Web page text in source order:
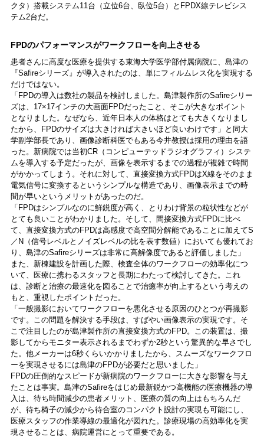
クタ）搭載システム11台（立位6台、臥位5台）とFPDX線テレビシス
テム2台だ。
FPDのパフォーマンスがワークフローを向上させる
患者さんに高度な医療を提供する東海大学医学部付属病院に、島津の
『Safireシリーズ』が導入されたのは、単にフィルムレス化を実現する
だけではない。
「FPDの導入は数社の製品を検討しました。島津製作所のSafireシリー
ズは、17×17インチの大画面FPDだったこと、そこが大きなポイント
となりました。なぜなら、近年日本人の体格はとても大きくなりまし
たから、FPDのサイズは大きければ大きいほど良いわけです」と同大
学副学部長であり、画像診断科医でもある今井教授は採用の理由を語
った。新病院では当初CR（コンピューテッドラジオグラフィ）システ
ムを導入する予定だったが、画像を表示するまでの過程が複雑で時間
がかかってしまう。それに対して、直接変換方式FPDはX線をそのまま
電気信号に変換するというシンプルな構造であり、画像表示までの時
間が早いというメリットがあったのだ。
「FPDはシンプルなのに鮮鋭度が高く、とりわけ背景の粒状性などが
とても良いことがわかりました。そして、間接変換方式FPDに比べ
て、直接変換方式のFPDは高感度で高空間分解能であることに加えてS
／N（信号レベルとノイズレベルの比を表す数値）においても優れてお
り、島津のSafireシリーズは非常に高解像度であると評価しました」
また、新棟建設を計画した際、検査全体のワークフローの効率化につ
いて、医療に携わるスタッフと長期にわたって検討してきた。これ
は、診断と治療の最速化を図ることで治癒率が向上するという考えの
もと、重視したポイントだった。
「一般撮影においてワークフローを悪化させる原因のひとつが再撮影
です。この問題を解決する手段は、すばやい画像表示の実現です。そ
こで注目したのが島津製作所の直接変換方式のFPD。この装置は、撮
影してからモニター表示されるまでわずか2秒という驚異的な早さでし
た。他メーカーは6秒くらいかかりましたから、スムーズなワークフロ
ーを実現させるには島津のFPDが必要だと思いました」
FPDの圧倒的なスピードが新病院のワークフローに大きな影響を与え
たことは事実。島津のSafireをはじめ最新鋭かつ高機能の医療機器の導
入は、待ち時間減少の患者メリット、医療の質の向上はもちろんだ
が、待ち椅子の減少から待合室のコンパクト設計の実現も可能にし、
医療スタッフの作業導線の最適化が図れた。診療現場の高効率化を実
現させることは、病院運営にとって重要である。